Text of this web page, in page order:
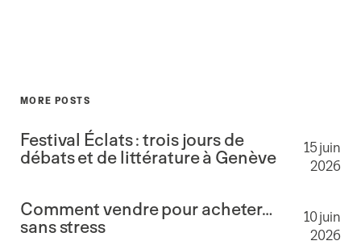
MORE POSTS
Festival Éclats : trois jours de
débats et de littérature à Genève
15 juin
2026
Comment vendre pour acheter…
sans stress
10 juin
2026